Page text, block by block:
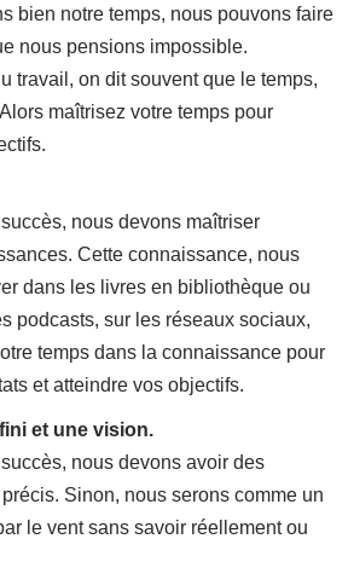
bien notre temps, nous pouvons faire
nous pensions impossible.
travail, on dit souvent que le temps,
Alors maîtrisez votre temps pour
nous devons maîtriser
Cette connaissance, nous
dans les livres en bibliothèque ou
podcasts, sur les réseaux sociaux,
temps dans la connaissance pour
et atteindre vos objectifs.
et une vision.
nous devons avoir des
Sinon, nous serons comme un
le vent sans savoir réellement ou